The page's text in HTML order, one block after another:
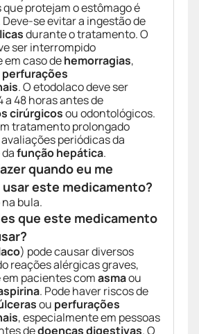
protejam o estômago é
se evitar a ingestão de
durante o tratamento. O
ser interrompido
caso dehemorragias,
perfurações
. O etodolaco deve ser
a 48 horas antes de
cirúrgicosou odontológicos.
tratamento prolongado
periódicas da
função hepática.
quando eu me
este medicamento?
bula.
que este medicamento
) pode causar diversos
reações alérgicas graves,
pacientes comasmaou
. Pode haver riscos de
ou perfurações
, especialmente em pessoas
dedoenças digestivas. O